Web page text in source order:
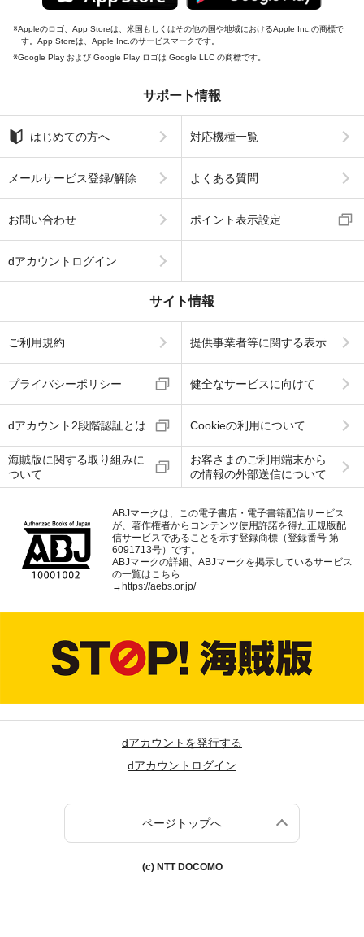
Appleのロゴ、App Storeは、米国もしくはその他の国や地域におけるApple Inc.の商標で
す。App Storeは、Apple Inc.のサービスマークです。
Google Play および Google Play ロゴは Google LLC の商標です。
サポート情報
はじめての方へ 対応機種一覧
メールサービス登録/解除 よくある質問
お問い合わせ ポイント表示設定
dアカウントログイン
サイト情報
ご利用規約 提供事業者等に関する表示
プライバシーポリシー 健全なサービスに向けて
dアカウント2段階認証とは Cookieの利用について
海賊版に関する取り組みに
ついて
お客さまのご利用端末から
の情報の外部送信について
ABJマークは、この電子書店・電子書籍配信サービス
が、著作権者からコンテンツ使用許諾を得た正規版配
信サービスであることを示す登録商標（登録番号 第
6091713号）です。
ABJマークの詳細、ABJマークを掲示しているサービス
の一覧はこちら
→https://aebs.or.jp/
dアカウントを発行する
dアカウントログイン
ページトップへ
(c) NTT DOCOMO